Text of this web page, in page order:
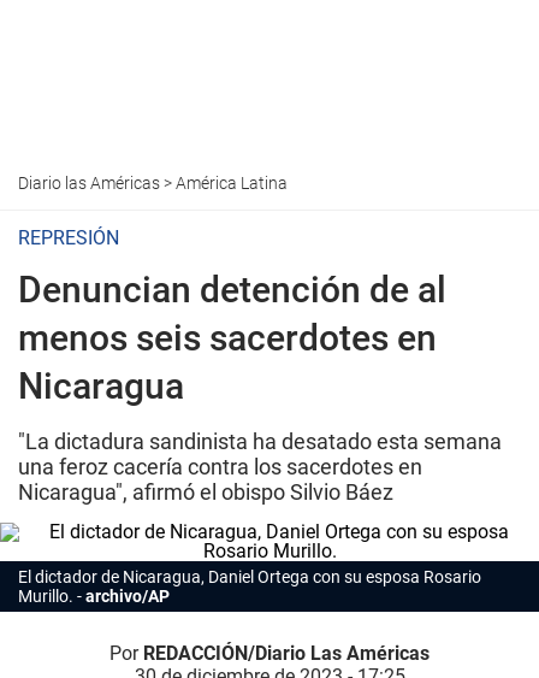
Diario las Américas>América Latina
REPRESIÓN
Denuncian detención de al
menos seis sacerdotes en
Nicaragua
"La dictadura sandinista ha desatado esta semana
una feroz cacería contra los sacerdotes en
Nicaragua", afirmó el obispo Silvio Báez
El dictador de Nicaragua, Daniel Ortega con su esposa Rosario
Murillo.
archivo/AP
Por REDACCIÓN/Diario Las Américas